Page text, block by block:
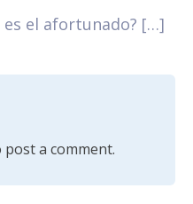
el afortunado? […]
post a comment.